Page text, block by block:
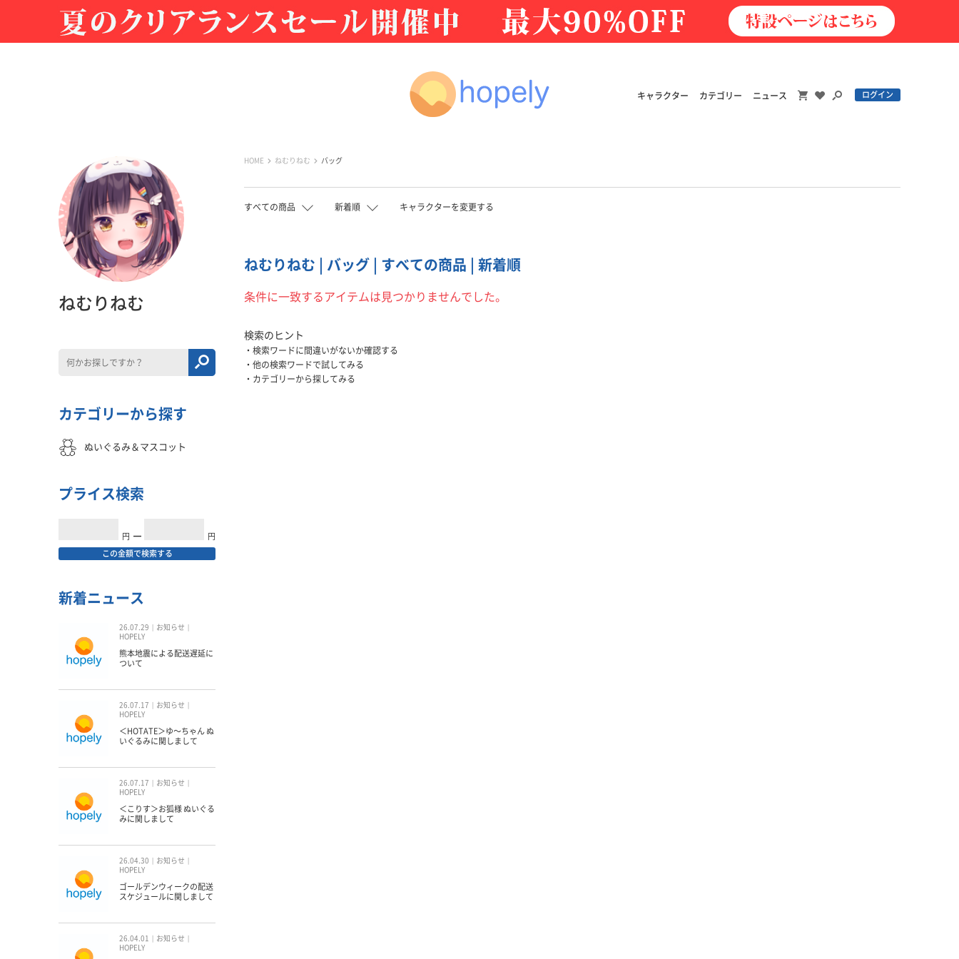
キャラクター カテゴリー ニュース ログイン
HOME ねむりねむ バッグ
すべての商品 新着順 キャラクターを変更する
ねむりねむ | バッグ | すべての商品 | 新着順
条件に一致するアイテムは見つかりませんでした。
検索のヒント
検索ワードに間違いがないか確認する
他の検索ワードで試してみる
カテゴリーから探してみる
ねむりねむ
カテゴリーから探す
ぬいぐるみ＆マスコット
プライス検索
円 ━ 円
この金額で検索する
新着ニュース
26.07.29
お知らせ
HOPELY
熊本地震による配送遅延に
ついて
26.07.17
お知らせ
HOPELY
＜HOTATE＞ゆ〜ちゃん ぬ
いぐるみに関しまして
26.07.17
お知らせ
HOPELY
＜こりす＞お狐様 ぬいぐる
みに関しまして
26.04.30
お知らせ
HOPELY
ゴールデンウィークの配送
スケジュールに関しまして
26.04.01
お知らせ
HOPELY